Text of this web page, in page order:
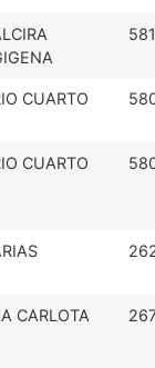
CUARTO
CUARTO
CARLOTA